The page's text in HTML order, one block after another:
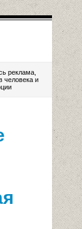
реклама,
человека и